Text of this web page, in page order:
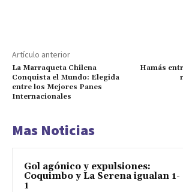
Artículo anterior
La Marraqueta Chilena
Conquista el Mundo: Elegida
entre los Mejores Panes
Internacionales
Hamás
Mas Noticias
Gol agónico y expulsiones:
Coquimbo y La Serena igualan 1-
1